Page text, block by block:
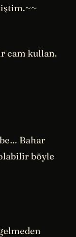
cam kullan.
Bahar
böyle